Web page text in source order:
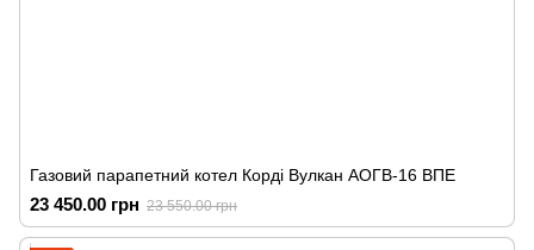
Газовий парапетний котел Корді Вулкан АОГВ-16 ВПЕ
23 450.00 грн 23 550.00 грн